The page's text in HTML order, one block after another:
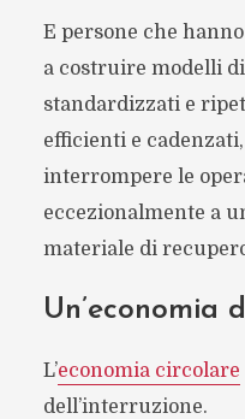
E persone che
a costruire modelli
standardizzati e
efficienti e
interrompere le
eccezionalmente a
materiale di
Un’economia
L’economia circolare
dell’interruzione.